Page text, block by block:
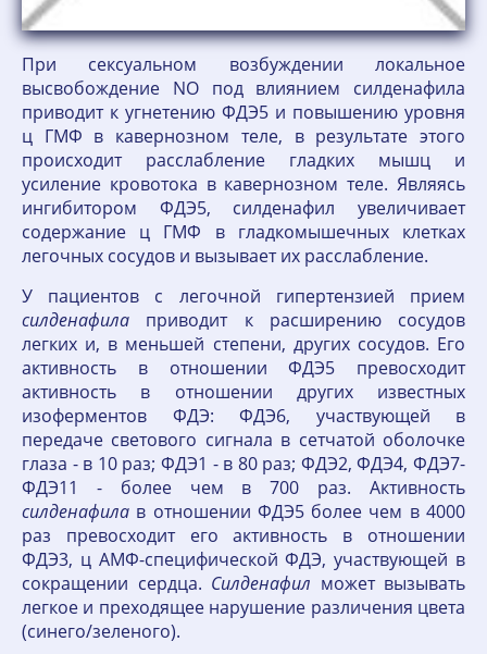
При сексуальном возбуждении локальное
высвобождение NO под влиянием силденафила
приводит к угнетению ФДЭ5 и повышению уровня
ц ГМФ в кавернозном теле, в результате этого
происходит расслабление гладких мышц и
усиление кровотока в кавернозном теле. Являясь
ингибитором ФДЭ5, силденафил увеличивает
содержание ц ГМФ в гладкомышечных клетках
легочных сосудов и вызывает их расслабление.
У пациентов с легочной гипертензией прием
силденафила приводит к расширению сосудов
легких и, в меньшей степени, других сосудов. Его
активность в отношении ФДЭ5 превосходит
активность в отношении других известных
изоферментов ФДЭ: ФДЭ6, участвующей в
передаче светового сигнала в сетчатой оболочке
глаза - в 10 раз; ФДЭ1 - в 80 раз; ФДЭ2, ФДЭ4, ФДЭ7-
ФДЭ11 - более чем в 700 раз. Активность
силденафила в отношении ФДЭ5 более чем в 4000
раз превосходит его активность в отношении
ФДЭ3, ц АМФ-специфической ФДЭ, участвующей в
сокращении сердца. Силденафил может вызывать
легкое и преходящее нарушение различения цвета
(синего/зеленого).